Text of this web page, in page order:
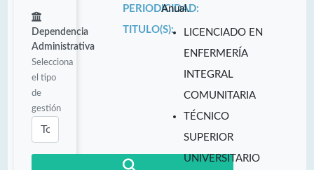
Dependencia
Administrativa
Selecciona
el tipo
de
gestión
PERIODICIDAD:
Anual.
TITULO(S):
LICENCIADO EN
ENFERMERÍA
INTEGRAL
COMUNITARIA
TÉCNICO
SUPERIOR
UNIVERSITARIO